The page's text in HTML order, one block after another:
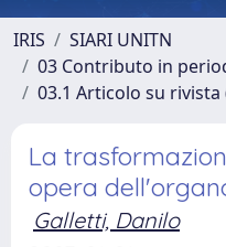
IRIS
SIARI UNITN
03 Contributo in
03.1 Articolo su
La
opera
Galletti, Danilo